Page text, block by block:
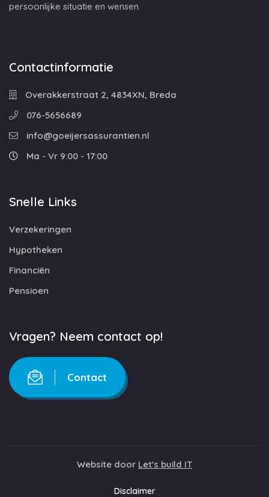
persoonlijke situatie en wensen.
Contactinformatie
Overakkerstraat 2, 4834XN, Breda
076-5656689
info@goeijersassurantien.nl
Ma - Vr 9:00 - 17:00
Snelle Links
Verzekeringen
Hypotheken
Financiën
Pensioen
Vragen? Neem contact op!
Contact
Website door Let's build IT
Disclaimer